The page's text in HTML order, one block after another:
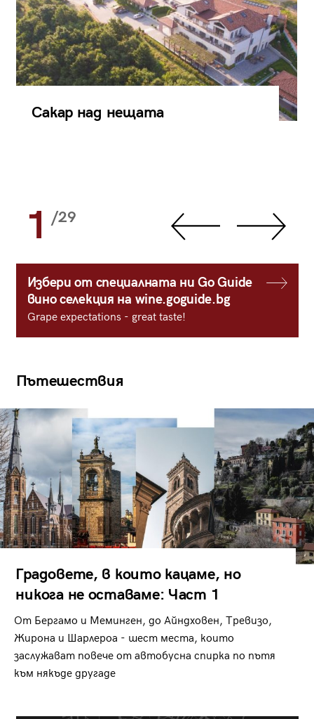
Сакар над нещата
1 /29
Избери от специалната ни Go Guide
вино селекция на wine.goguide.bg
Grape expectations - great taste!
Пътешествия
Градовете, в които кацаме, но
никога не оставаме: Част 1
От Бергамо и Меминген, до Айндховен, Тревизо,
Жирона и Шарлероа - шест места, които
заслужават повече от автобусна спирка по пътя
към някъде другаде